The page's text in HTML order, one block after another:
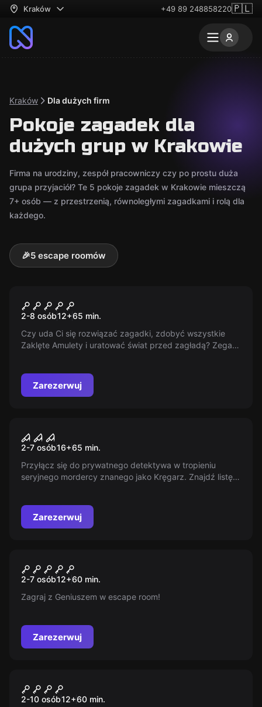
Kraków +49 89 248858220🇵🇱
Kraków Dla dużych firm
Pokoje zagadek dla
dużych grup w Krakowie
Firma na urodziny, zespół pracowniczy czy po prostu duża
grupa przyjaciół? Te 5 pokoje zagadek w Krakowie mieszczą
7+ osób — z przestrzenią, równoległymi zagadkami i rolą dla
każdego.
🎉5 escape roomów
Zaklęte Amulety
2-8 osób12+65 min.
Czy uda Ci się rozwiązać zagadki, zdobyć wszystkie
Zaklęte Amulety i uratować świat przed zagładą? Zegar
Zarezerwuj
Anatomia Zbrodni 2
2-7 osób16+65 min.
Przyłącz się do prywatnego detektywa w tropieniu
seryjnego mordercy znanego jako Kręgarz. Znajdź listę
możliwymi zakończeniami. Które wybierzesz?
Zarezerwuj
Nowy
Sekret Geniusza
2-7 osób12+60 min.
Zagraj z Geniuszem w escape room!
Zarezerwuj
Das Motel
2-10 osób12+60 min.